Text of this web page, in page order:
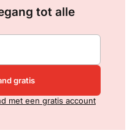
tot alle
gratis
met een gratis account